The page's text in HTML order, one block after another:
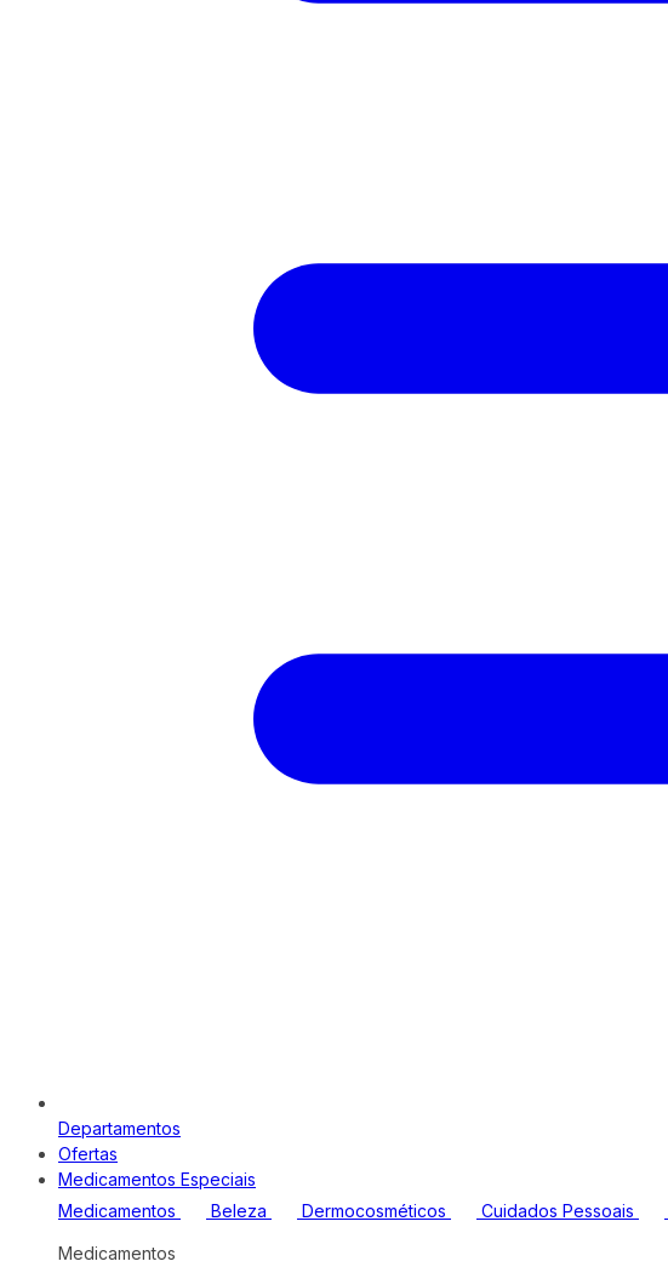
Departamentos
Ofertas
Medicamentos Especiais
Medicamentos
Beleza Dermocosméticos Cuidados Pessoais
Medicamentos